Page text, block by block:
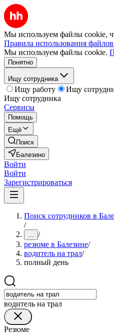
Мы используем файлы cookie,
Правила использования
Мы используем файлы cookie.
Понятно
Ищу сотрудника
Ищу работу
Ищу
Ищу сотрудника
Сервисы
Помощь
Ещё
Поиск
Балезино
Войти
Войти
Зарегистрироваться
Поиск сотрудников в
/
... /
резюме в Балезине/
водитель на трал/
полный день
водитель на трал
Резюме